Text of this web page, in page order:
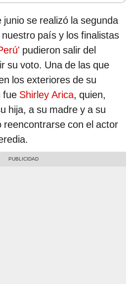
junio se realizó la segunda
país y los finalistas
pudieron salir del
su voto. Una de las que
los exteriores de su
fue Shirley Arica, quien,
hija, a su madre y a su
reencontrarse con el actor